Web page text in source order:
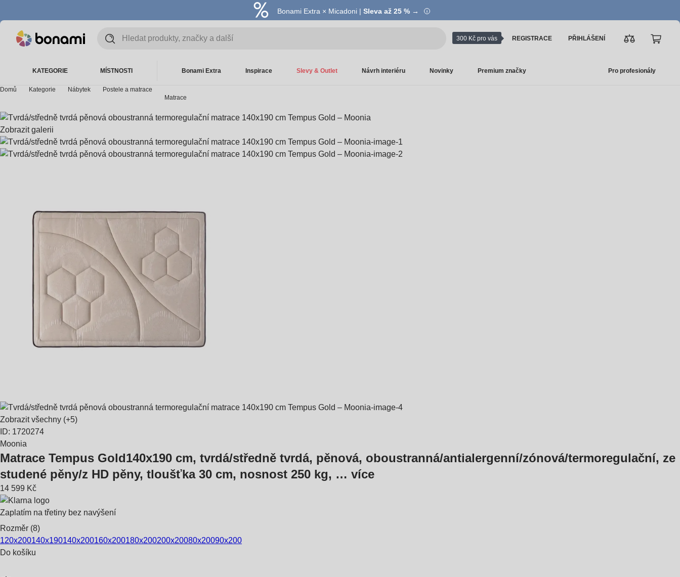
Bonami Extra × Micadoni | Sleva až 25 % →
Summer Sale |Ušetřete až 40 % →
300 Kč pro vás REGISTRACE PŘIHLÁŠENÍ
KATEGORIE MÍSTNOSTI Bonami Extra Inspirace Slevy & Outlet Návrh interiéru Novinky Premium značky Pro profesionály
Domů Kategorie Nábytek
Postele a matrace
Matrace
Zobrazit galerii
Zobrazit všechny (+5)
ID: 1720274
Moonia
Matrace Tempus Gold140x190 cm, tvrdá/středně tvrdá, pěnová, oboustranná/antialergenní/zónová/termoregulační, ze
studené pěny/z HD pěny, tloušťka 30 cm, nosnost 250 kg, … více
14 599 Kč
Zaplatím na třetiny bez navýšení
Rozměr (8)
120x200140x190140x200160x200180x200200x20080x20090x200
Do košíku